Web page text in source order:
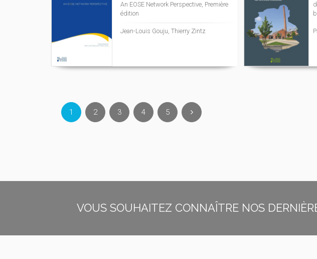
An EOSE Network Perspective, Première
édition
Jean-Louis Gouju, Thierry Zintz
1 2 3 4 5
VOUS SOUHAITEZ CONNAÎTRE NOS